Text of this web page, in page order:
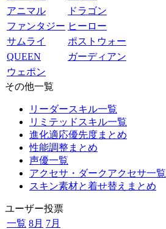
アニマル
ドラゴン
ファンタジー ヒーロー
サムライ
ポストウォー
QUEEN
ガーディアン
ウェポン
その他一覧
リーダースキル一覧
リミテッドスキル一覧
進化適応優先度まとめ
性能調整まとめ
声優一覧
アクセサ・ダークアクセサ一覧
スキン素材と着せ替えまとめ
ユーザー投票
一覧 8月 7月